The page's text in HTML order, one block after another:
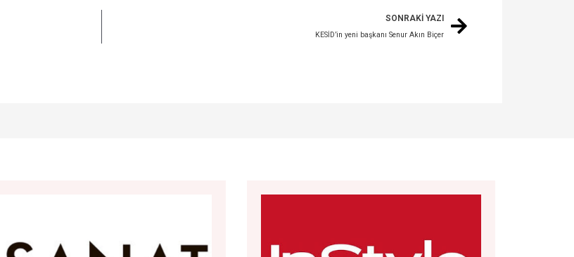
SONRAKİ YAZI
KESİD’in yeni başkanı Senur Akın Biçer